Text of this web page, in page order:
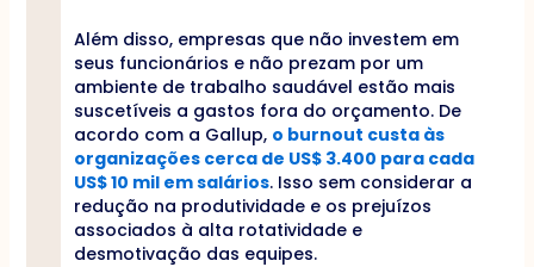
Além disso, empresas que não investem em
seus funcionários e não prezam por um
ambiente de trabalho saudável estão mais
suscetíveis a gastos fora do orçamento. De
acordo com a Gallup, o burnout custa às
organizações cerca de US$ 3.400 para cada
US$ 10 mil em salários. Isso sem considerar a
redução na produtividade e os prejuízos
associados à alta rotatividade e
desmotivação das equipes.